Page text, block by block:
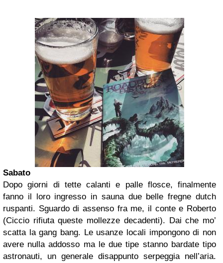
Sabato
Dopo giorni di tette calanti e palle flosce, finalmente
fanno il loro ingresso in sauna due belle fregne dutch
ruspanti. Sguardo di assenso fra me, il conte e Roberto
(Ciccio rifiuta queste mollezze decadenti). Dai che mo’
scatta la gang bang. Le usanze locali impongono di non
avere nulla addosso ma le due tipe stanno bardate tipo
astronauti, un generale disappunto serpeggia nell’aria.